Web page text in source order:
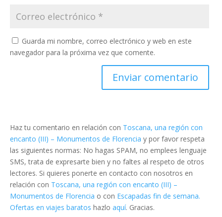
Guarda mi nombre, correo electrónico y web en este
navegador para la próxima vez que comente.
Haz tu comentario en relación con Toscana, una región con
encanto (III) – Monumentos de Florencia y por favor respeta
las siguientes normas: No hagas SPAM, no emplees lenguaje
SMS, trata de expresarte bien y no faltes al respeto de otros
lectores. Si quieres ponerte en contacto con nosotros en
relación con Toscana, una región con encanto (III) –
Monumentos de Florencia o con Escapadas fin de semana.
Ofertas en viajes baratos hazlo aquí. Gracias.